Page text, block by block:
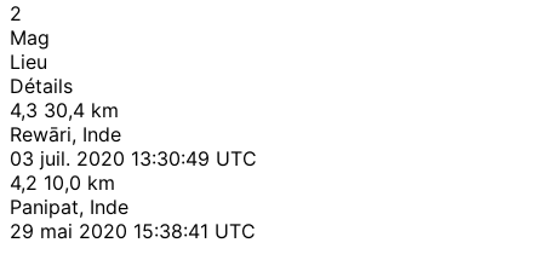
2
Mag
Lieu
Détails
4,3 30,4 km
Rewāri, Inde
03 juil. 2020 13:30:49 UTC
4,2 10,0 km
Panipat, Inde
29 mai 2020 15:38:41 UTC